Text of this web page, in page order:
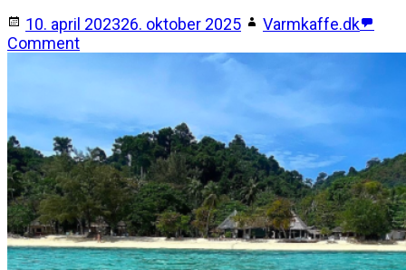
10. april 202326. oktober 2025
Varmkaffe.dk
Comment